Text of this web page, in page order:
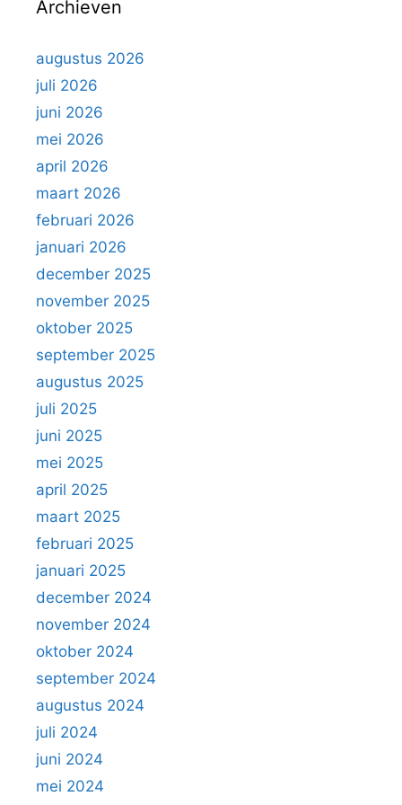
n
a
r
:
Archieven
augustus 2026
juli 2026
juni 2026
mei 2026
april 2026
maart 2026
februari 2026
januari 2026
december 2025
november 2025
oktober 2025
september 2025
augustus 2025
juli 2025
juni 2025
mei 2025
april 2025
maart 2025
februari 2025
januari 2025
december 2024
november 2024
oktober 2024
september 2024
augustus 2024
juli 2024
juni 2024
mei 2024